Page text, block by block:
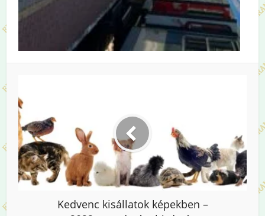
Kedvenc kisállatok képekben –